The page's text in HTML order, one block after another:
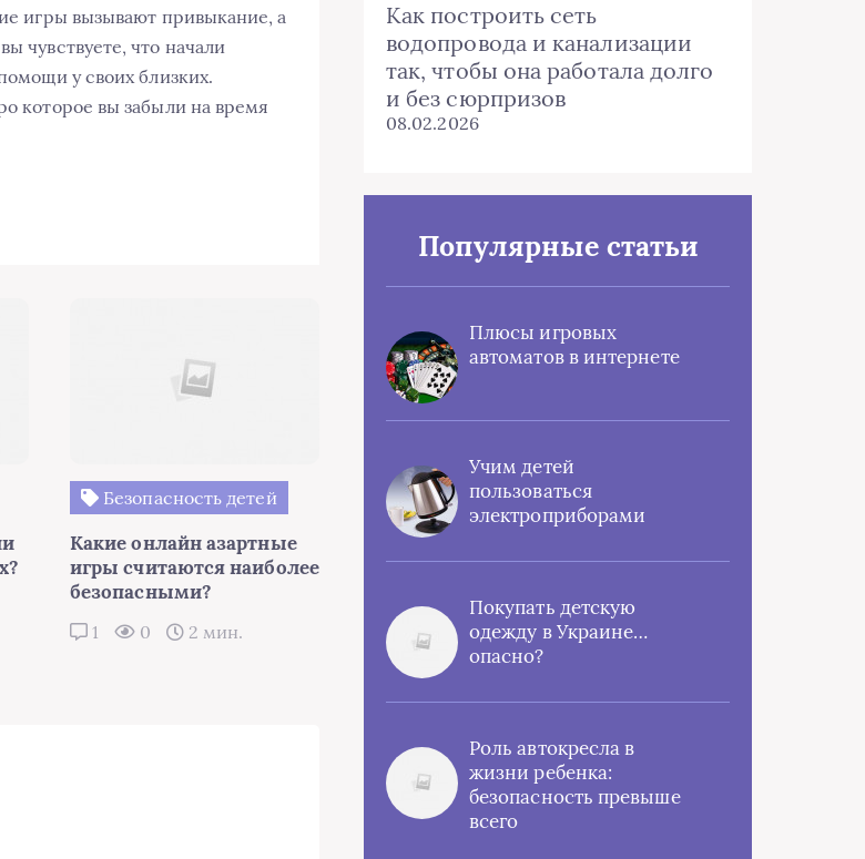
игры вызывают привыкание, а
чувствуете, что начали
у своих близких.
которое вы забыли на время
Безопасность детей
Какие онлайн азартные
игры считаются наиболее
безопасными?
1 0 2 мин.
Как построить сеть
водопровода и канализации
так, чтобы она работала долго
и без сюрпризов
08.02.2026
Популярные статьи
Плюсы игровых
автоматов в интернете
Учим детей
пользоваться
электроприборами
Покупать детскую
одежду в Украине…
опасно?
Роль автокресла в
жизни ребенка:
безопасность превыше
всего